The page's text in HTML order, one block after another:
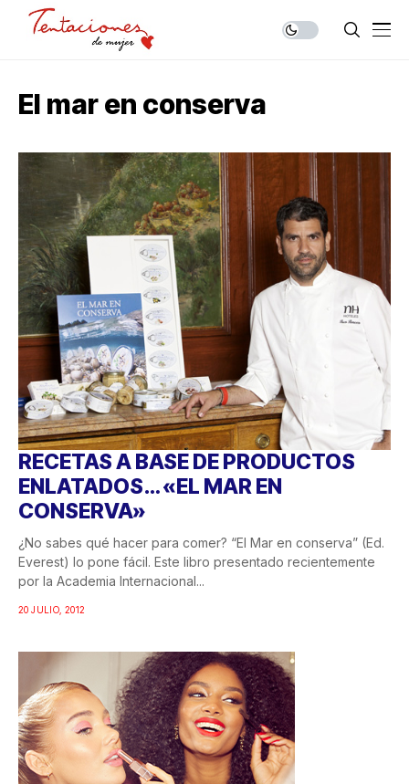
El mar en conserva
RECETAS A BASE DE PRODUCTOS
ENLATADOS… «EL MAR EN
CONSERVA»
¿No sabes qué hacer para comer? “El Mar en conserva” (Ed.
Everest) lo pone fácil. Este libro presentado recientemente
por la Academia Internacional...
20 JULIO, 2012